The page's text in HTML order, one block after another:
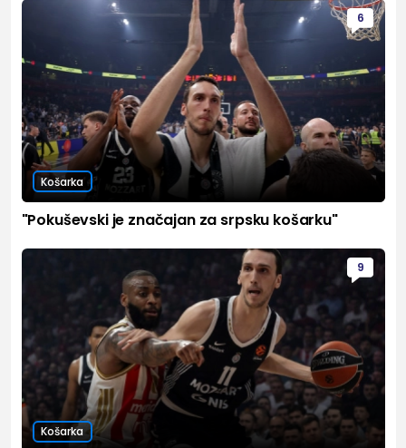
6
Košarka
"Pokuševski je značajan za srpsku košarku"
9
Košarka